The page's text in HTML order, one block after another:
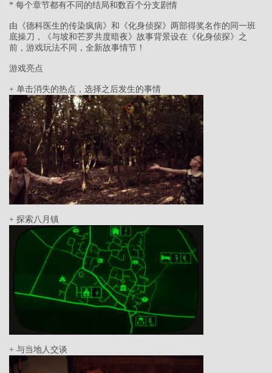
* 每个章节都有不同的结局和数百个分支剧情
由《德科医生的传染疯病》和《化身侦探》两部得奖名作的同一班
底操刀，《与坡和芒罗共度暗夜》故事背景设在《化身侦探》之
前，游戏玩法不同，全新故事情节！
游戏亮点
+ 单击消失的热点，选择之后发生的事情
+ 探索八月镇
+ 与当地人交谈